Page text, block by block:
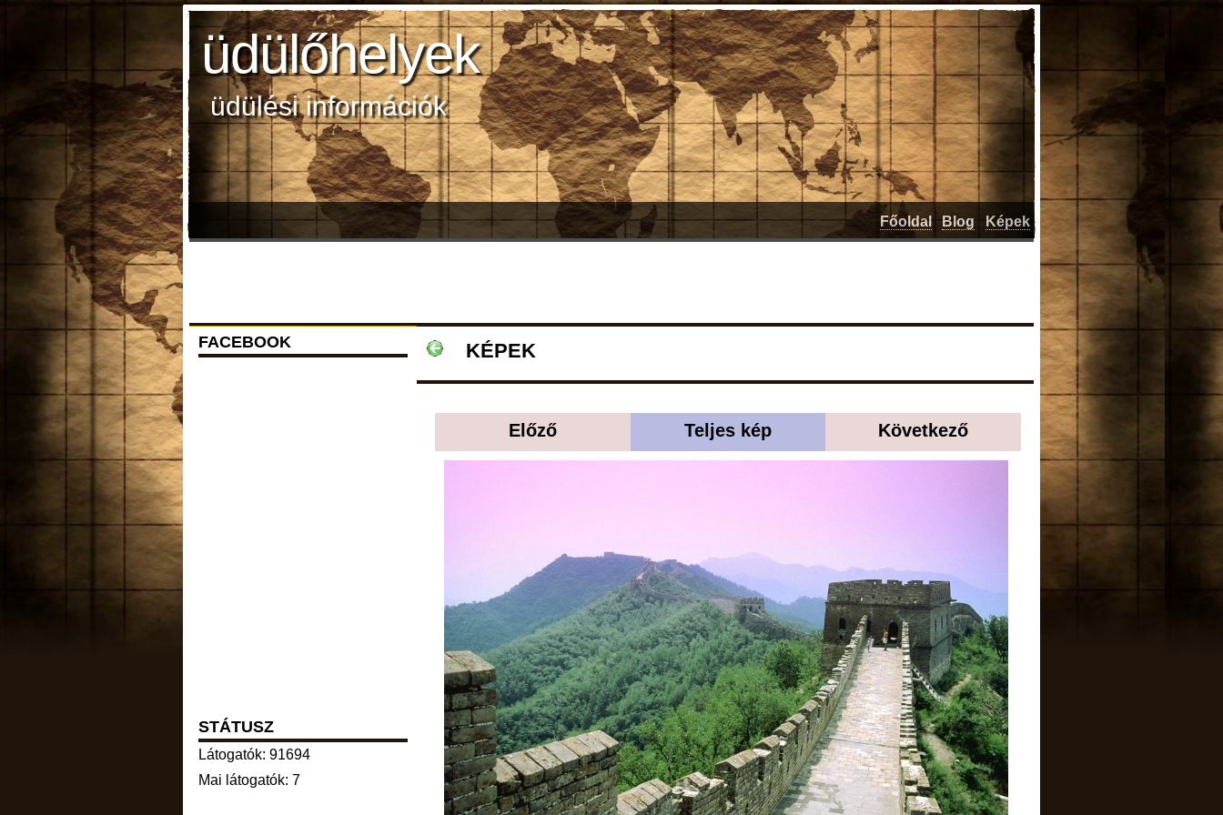
üdülőhelyek
üdülési információk
Főoldal Blog Képek
KÉPEK
Előző Teljes kép Következő
FACEBOOK
STÁTUSZ
Látogatók: 91694
Mai látogatók: 7